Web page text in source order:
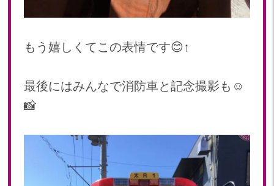
もう嬉しくてこの表情です😊↑
最後にはみんなで消防車と記念撮影も☺️
📸